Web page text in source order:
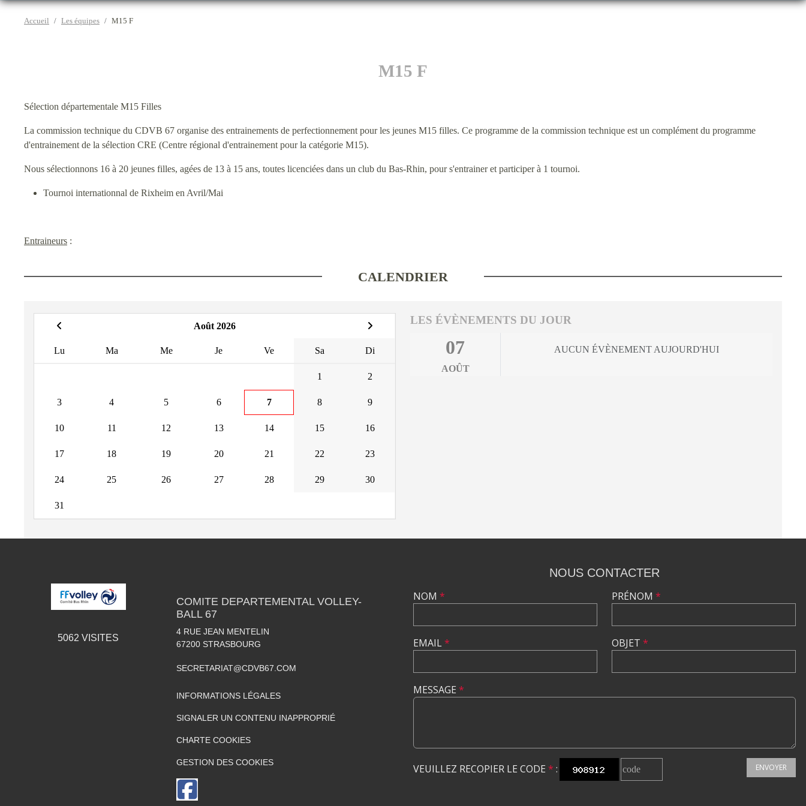
Accueil Les équipes M15 F
M15 F
Sélection départementale M15 Filles
La commission technique du CDVB 67 organise des entrainements de perfectionnement pour les jeunes M15 filles. Ce programme de la commission technique est un complément du programme
d'entrainement de la sélection CRE (Centre régional d'entrainement pour la catégorie M15).
Nous sélectionnons 16 à 20 jeunes filles, agées de 13 à 15 ans, toutes licenciées dans un club du Bas-Rhin, pour s'entrainer et participer à 1 tournoi.
Tournoi internationnal de Rixheim en Avril/Mai
Entraineurs :
CALENDRIER
Août 2026
Lu Ma Me Je Ve Sa Di
1 2
3 4 5 6 7 8 9
10 11 12 13 14 15 16
17 18 19 20 21 22 23
24 25 26 27 28 29 30
31
LES ÉVÈNEMENTS DU JOUR
07
AOÛT
AUCUN ÉVÈNEMENT AUJOURD'HUI
5062 VISITES
COMITE DEPARTEMENTAL VOLLEY-
BALL 67
4 RUE JEAN MENTELIN
67200 STRASBOURG
SECRETARIAT@CDVB67.COM
INFORMATIONS LÉGALES
SIGNALER UN CONTENU INAPPROPRIÉ
CHARTE COOKIES
GESTION DES COOKIES
NOUS CONTACTER
NOM *
EMAIL*
PRÉNOM *
OBJET *
MESSAGE *
VEUILLEZ RECOPIER LE CODE * : ENVOYER